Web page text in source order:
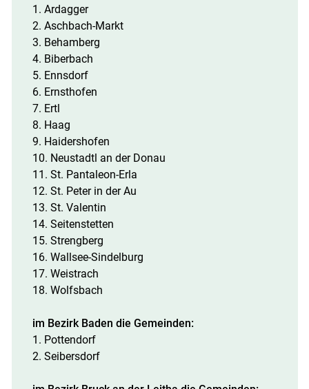
1. Ardagger
2. Aschbach-Markt
3. Behamberg
4. Biberbach
5. Ennsdorf
6. Ernsthofen
7. Ertl
8. Haag
9. Haidershofen
10. Neustadtl an der Donau
11. St. Pantaleon-Erla
12. St. Peter in der Au
13. St. Valentin
14. Seitenstetten
15. Strengberg
16. Wallsee-Sindelburg
17. Weistrach
18. Wolfsbach
im Bezirk Baden die Gemeinden:
1. Pottendorf
2. Seibersdorf